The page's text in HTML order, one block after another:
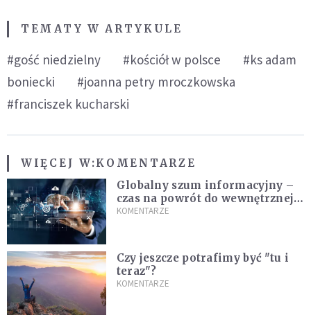
TEMATY W ARTYKULE
#gość niedzielny #kościół w polsce
#ks adam
boniecki
#joanna petry mroczkowska
#franciszek kucharski
WIĘCEJ W:KOMENTARZE
Globalny szum informacyjny –
czas na powrót do wewnętrznej
prawdy
KOMENTARZE
Czy jeszcze potrafimy być "tu i
teraz"?
KOMENTARZE